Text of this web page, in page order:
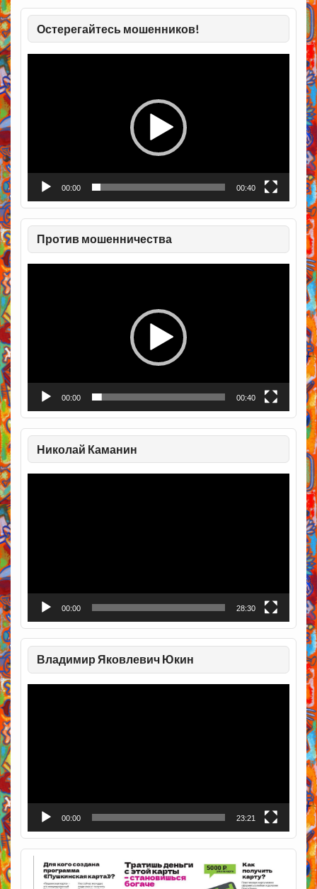
Остерегайтесь мошенников!
Видеоплеер
00:00 00:40
Против мошенничества
Видеоплеер
00:00 00:40
Николай Каманин
00:00 28:30
Владимир Яковлевич Юкин
Видеоплеер
00:00 23:21